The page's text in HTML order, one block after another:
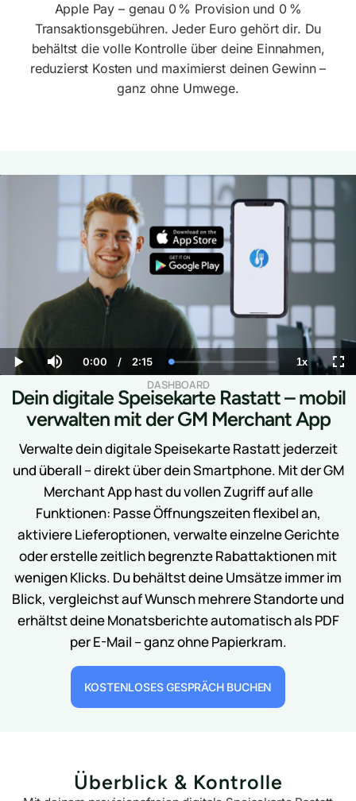
Apple Pay – genau 0 % Provision und 0 %
Transaktionsgebühren. Jeder Euro gehört dir. Du
behältst die volle Kontrolle über deine Einnahmen,
reduzierst Kosten und maximierst deinen Gewinn –
ganz ohne Umwege.
DASHBOARD
Dein digitale Speisekarte Rastatt – mobil
verwalten mit der GM Merchant App
Verwalte dein digitale Speisekarte Rastatt jederzeit
und überall – direkt über dein Smartphone. Mit der GM
Merchant App hast du vollen Zugriff auf alle
Funktionen: Passe Öffnungszeiten flexibel an,
aktiviere Lieferoptionen, verwalte einzelne Gerichte
oder erstelle zeitlich begrenzte Rabattaktionen mit
wenigen Klicks. Du behältst deine Umsätze immer im
Blick, vergleichst auf Wunsch mehrere Standorte und
erhältst deine Monatsberichte automatisch als PDF
per E-Mail – ganz ohne Papierkram.
KOSTENLOSES GESPRÄCH BUCHEN
Überblick & Kontrolle